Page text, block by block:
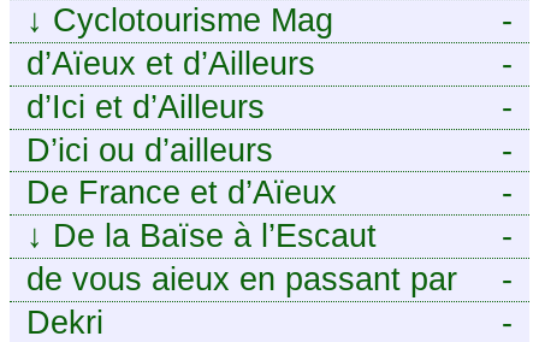
Le voyage à vélo
-
↓ Cyclotourisme Mag
-
d’Aïeux et d’Ailleurs
-
d’Ici et d’Ailleurs
-
D’ici ou d’ailleurs
-
De France et d’Aïeux
-
↓ De la Baïse à l’Escaut
-
de vous aieux en passant par
moi
-
Dekri